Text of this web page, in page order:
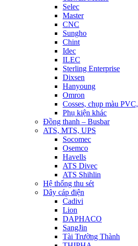
Selec
Master
CNC
Sungho
Chint
Idec
ILEC
Sterling Enterprise
Dixsen
Hanyoung
Omron
Cosses, chụp màu
Phụ kiện khác
Đồng thanh – Busbar
ATS, MTS, UPS
Socomec
Osemco
Havells
ATS Divec
ATS Shihlin
Hệ thống thu sét
Dây cáp điện
Cadivi
Lion
DAPHACO
SangJin
Tài Trường Thành